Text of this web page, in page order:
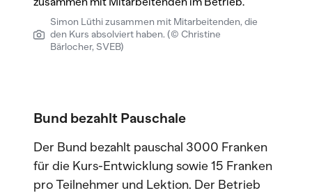
Simon Lüthi zusammen mit Mitarbeitenden, die
den Kurs absolviert haben. (© Christine
Bärlocher, SVEB)
Bund bezahlt Pauschale
Der Bund bezahlt pauschal 3000 Franken
für die Kurs-Entwicklung sowie 15 Franken
pro Teilnehmer und Lektion. Der Betrieb